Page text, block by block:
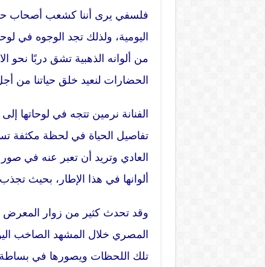
فلسفي يرى أننا كشعب أصحاب
اليومية، ولذلك تجد الوجوه في
من ألوانه الذهبية تشق دربًا نحو
الحضارات لنعيد خلق حياتنا من
الفنانة نرمين تتجه في لوحاتها
تفاصيل الحياة في لحظة مكثفة
العادي وتريد أن تعبر عنه في
ألوانها في هذا الإطار، بحيث تجذب
وقد تحدث كثير من زوار المعرض
المصري خلال المشهد
تلك اللحظات ويصورها في